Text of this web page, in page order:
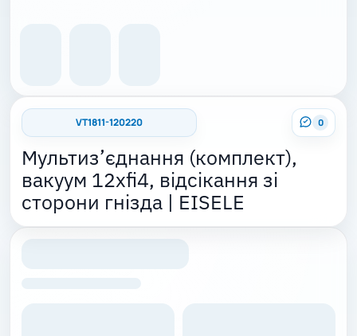
0
VT1811-120220
Мультиз’єднання (комплект),
вакуум 12xfi4, відсікання зі
сторони гнізда | EISELE